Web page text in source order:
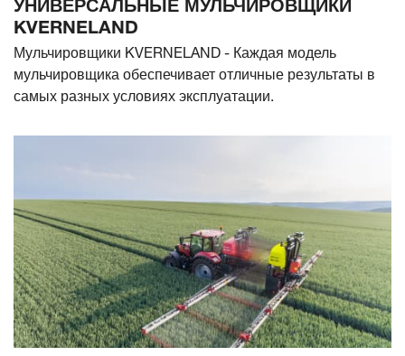
УНИВЕРСАЛЬНЫЕ МУЛЬЧИРОВЩИКИ
KVERNELAND
Мульчировщики KVERNELAND - Каждая модель
мульчировщика обеспечивает отличные результаты в
самых разных условиях эксплуатации.